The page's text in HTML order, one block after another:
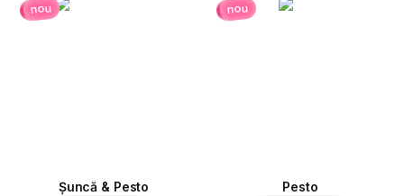
nou
Șuncă & Pesto
nou
Pesto